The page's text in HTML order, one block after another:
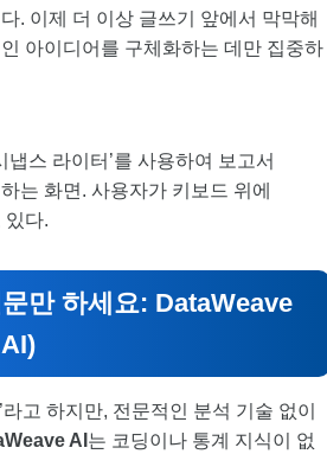
. 이제 더 이상 글쓰기 앞에서 막막해
아이디어를 구체화하는 데만 집중하
냅스 라이터’를 사용하여 보고서
는 화면. 사용자가 키보드 위에
있다.
만 하세요: DataWeave
고 하지만, 전문적인 분석 기술 없이
AI 는 코딩이나 통계 지식이 없